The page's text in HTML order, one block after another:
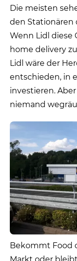
Die meisten
den Stationären
Wenn Lidl diese
home delivery
Lidl wäre der
entschieden, in
investieren.
niemand
Bekommt Food